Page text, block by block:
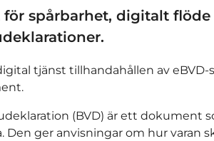
för spårbarhet, digitalt
tjänst tillhandahållen av
(BVD) är ett dokument
Den ger anvisningar om hur varan